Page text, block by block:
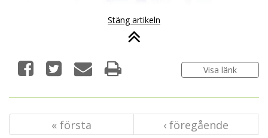
Stäng artikeln
Visa länk
« första
‹ föregående